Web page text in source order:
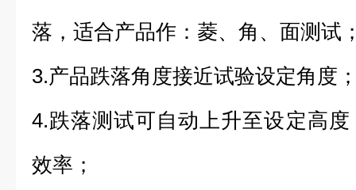
落，适合产品作：菱、角、面测试
3.产品跌落角度接近试验设定角度
4.跌落测试可自动上升至设定高
效率；